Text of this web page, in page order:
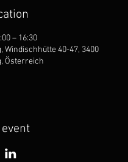
– 16:30
Windischhütte 40-47, 3400
Österreich